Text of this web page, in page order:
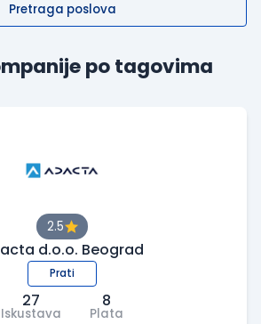
Pretraga poslova
po tagovima
2.5
d.o.o. Beograd
Prati
27
Iskustava
8
Plata